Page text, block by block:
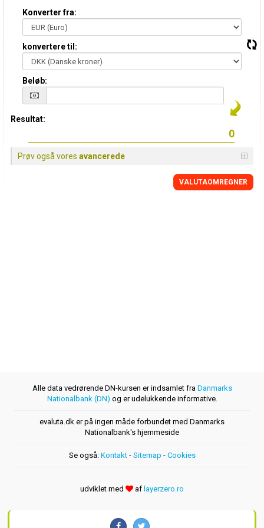
Konverter fra:
konvertere til:
Beløb:
Resultat:
Prøv også vores avancerede
VALUTAOMREGNER
Alle data vedrørende DN-kursen er indsamlet fra Danmarks
Nationalbank (DN) og er udelukkende informative.
evaluta.dk er på ingen måde forbundet med Danmarks
Nationalbank's hjemmeside
Se også: Kontakt- Sitemap - Cookies
udviklet med af layerzero.ro